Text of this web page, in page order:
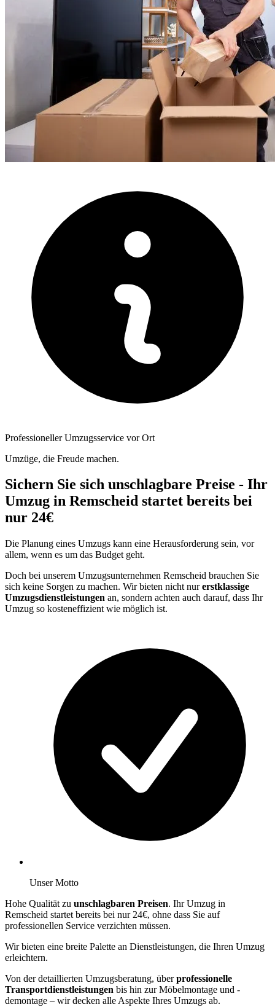
Professioneller Umzugsservice vor Ort
Umzüge, die Freude machen.
Sichern Sie sich unschlagbare Preise - Ihr
Umzug in Remscheid startet bereits bei
nur 24€
Die Planung eines Umzugs kann eine Herausforderung sein, vor
allem, wenn es um das Budget geht.
Doch bei unserem Umzugsunternehmen Remscheid brauchen Sie
sich keine Sorgen zu machen. Wir bieten nicht nurerstklassige
Umzugsdienstleistungen an, sondern achten auch darauf, dass Ihr
Umzug so kosteneffizient wie möglich ist.
Unser Motto
Hohe Qualität zu unschlagbaren Preisen. Ihr Umzug in
Remscheid startet bereits bei nur 24€, ohne dass Sie auf
professionellen Service verzichten müssen.
Wir bieten eine breite Palette an Dienstleistungen, die Ihren Umzug
erleichtern.
Von der detaillierten Umzugsberatung, überprofessionelle
Transportdienstleistungen bis hin zur Möbelmontage und -
demontage – wir decken alle Aspekte Ihres Umzugs ab.